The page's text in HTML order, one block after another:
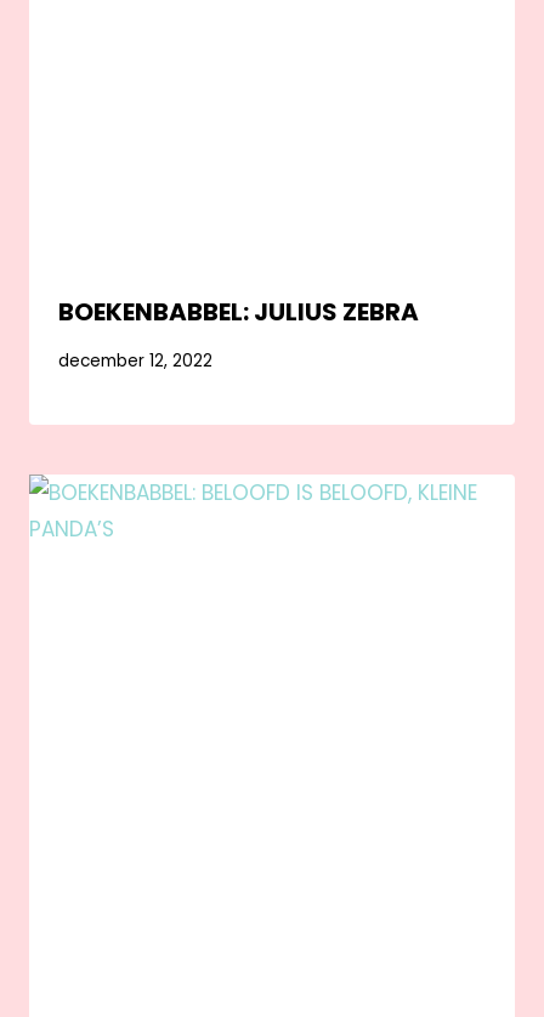
BOEKENBABBEL: JULIUS ZEBRA
december 12, 2022